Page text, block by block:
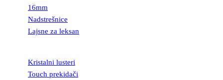
16mm
Nadstrešnice
Lajsne za leksan
Kristalni lusteri
Touch prekidači